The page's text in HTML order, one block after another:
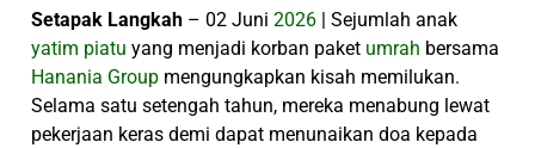
Setapak Langkah – 02 Juni2026 | Sejumlah anak
yatim piatu yang menjadi korban paket umrah bersama
Hanania Group mengungkapkan kisah memilukan.
Selama satu setengah tahun, mereka menabung lewat
pekerjaan keras demi dapat menunaikan doa kepada